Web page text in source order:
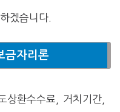
겠습니다.
금자리론